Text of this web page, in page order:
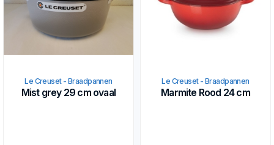
Le Creuset - Braadpannen
Mist grey 29 cm ovaal
Le Creuset - Braadpannen
Marmite Rood 24 cm